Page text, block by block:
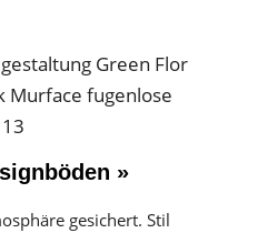
»
gesichert. Stil